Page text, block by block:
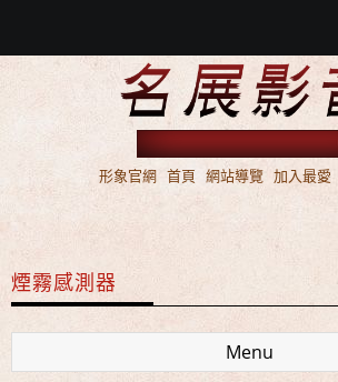
形象官網 首頁 網站導覽 加入最愛
名展音響 2016年 AV 環繞擴大機
名展音響 歐洲第一品牌 FIBARO 環控
名展音響 最新Dolby ATMOS 7.2.4 全
煙霧感測器
Menu